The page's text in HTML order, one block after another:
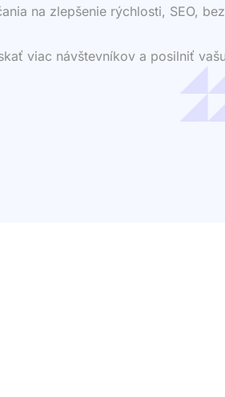
na zlepšenie rýchlosti, SEO,
viac návštevníkov a posilniť